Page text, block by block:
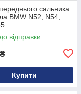
сальника
BMW N52, N54,
відправки
₴
Купити